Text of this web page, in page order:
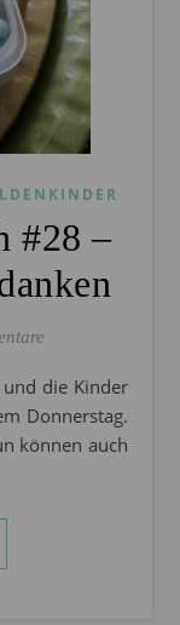
#28 –
Donnerstag.
können auch